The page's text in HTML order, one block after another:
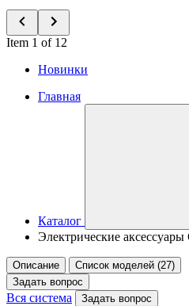
Item 1 of 12
Новинки
Главная
Каталог
Электрические аксессуары
Описание
Список моделей (27)
Задать вопрос
Вся система Задать вопрос